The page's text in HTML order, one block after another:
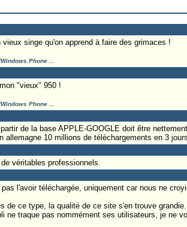
singe qu'on apprend à faire des grimaces !
Phone...
"vieux" 950 !
Phone...
de la base APPLE-GOOGLE doit être
10 millions de téléchargements en 3
véritables professionnels.
l'avoir téléchargée, uniquement car nous ne
de ce type, la qualité de ce site s'en trouve grandie.
ne traque pas nommément ses utilisateurs, je ne